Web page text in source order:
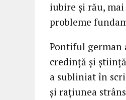
iubire şi rău, mai
probleme
Pontiful german
credinţă şi
a subliniat în
şi raţiunea